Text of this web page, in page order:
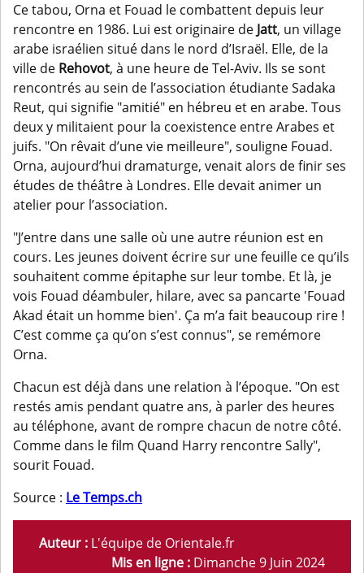
Ce tabou, Orna et Fouad le combattent depuis leur
rencontre en 1986. Lui est originaire de Jatt, un village
arabe israélien situé dans le nord d’Israël. Elle, de la
ville de Rehovot, à une heure de Tel-Aviv. Ils se sont
rencontrés au sein de l’association étudiante Sadaka
Reut, qui signifie "amitié" en hébreu et en arabe. Tous
deux y militaient pour la coexistence entre Arabes et
juifs. "On rêvait d’une vie meilleure", souligne Fouad.
Orna, aujourd’hui dramaturge, venait alors de finir ses
études de théâtre à Londres. Elle devait animer un
atelier pour l’association.
"J’entre dans une salle où une autre réunion est en
cours. Les jeunes doivent écrire sur une feuille ce qu’ils
souhaitent comme épitaphe sur leur tombe. Et là, je
vois Fouad déambuler, hilare, avec sa pancarte 'Fouad
Akad était un homme bien'. Ça m’a fait beaucoup rire !
C’est comme ça qu’on s’est connus", se remémore
Orna.
Chacun est déjà dans une relation à l’époque. "On est
restés amis pendant quatre ans, à parler des heures
au téléphone, avant de rompre chacun de notre côté.
Comme dans le film Quand Harry rencontre Sally",
sourit Fouad.
Source : Le Temps.ch
Auteur : L'équipe de Orientale.fr
Mis en ligne : Dimanche 9 Juin 2024